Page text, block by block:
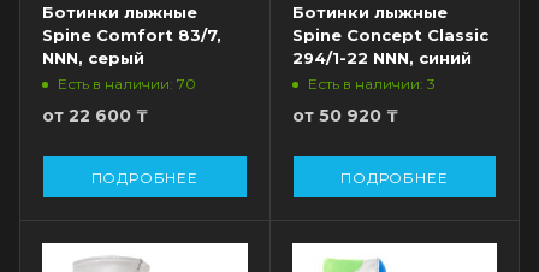
Ботинки лыжные
Spine Comfort 83/7,
NNN, серый
Есть в наличии: 70
от 22 600 ₸
ПОДРОБНЕЕ
Ботинки лыжные
Spine Concept Classic
294/1-22 NNN, синий
Есть в наличии: 3
от 50 920 ₸
ПОДРОБНЕЕ